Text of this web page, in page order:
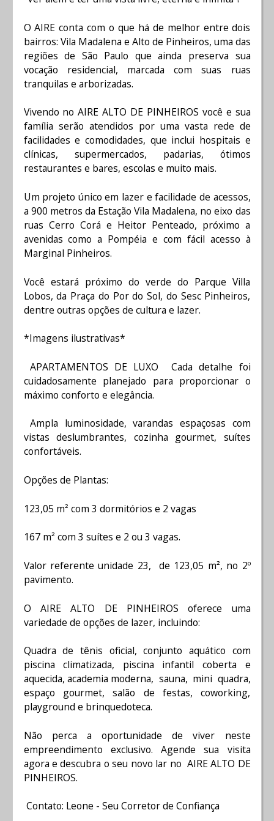
O AIRE conta com o que há de melhor entre dois
bairros: Vila Madalena e Alto de Pinheiros, uma das
regiões de São Paulo que ainda preserva sua
vocação residencial, marcada com suas ruas
tranquilas e arborizadas.
Vivendo no AIRE ALTO DE PINHEIROS você e sua
família serão atendidos por uma vasta rede de
facilidades e comodidades, que inclui hospitais e
clínicas, supermercados, padarias, ótimos
restaurantes e bares, escolas e muito mais.
Um projeto único em lazer e facilidade de acessos,
a 900 metros da Estação Vila Madalena, no eixo das
ruas Cerro Corá e Heitor Penteado, próximo a
avenidas como a Pompéia e com fácil acesso à
Marginal Pinheiros.
Você estará próximo do verde do Parque Villa
Lobos, da Praça do Por do Sol, do Sesc Pinheiros,
dentre outras opções de cultura e lazer.
*Imagens ilustrativas*
APARTAMENTOS DE LUXO Cada detalhe foi
cuidadosamente planejado para proporcionar o
máximo conforto e elegância.
Ampla luminosidade, varandas espaçosas com
vistas deslumbrantes, cozinha gourmet, suítes
confortáveis.
Opções de Plantas:
123,05 m² com 3 dormitórios e 2 vagas
167 m² com 3 suítes e 2 ou 3 vagas.
Valor referente unidade 23, de 123,05 m², no 2º
pavimento.
O‍️ AIRE ALTO DE PINHEIROS oferece uma
variedade de opções de lazer, incluindo:
Quadra de tênis oficial, conjunto aquático com
piscina climatizada, piscina infantil coberta e
aquecida, academia moderna, sauna, mini quadra,
espaço gourmet, salão de festas, coworking,
playground e brinquedoteca.
Não perca a oportunidade de viver neste
empreendimento exclusivo. Agende sua visita
agora e descubra o seu novo lar no AIRE ALTO DE
PINHEIROS.
Contato: Leone - Seu Corretor de Confiança